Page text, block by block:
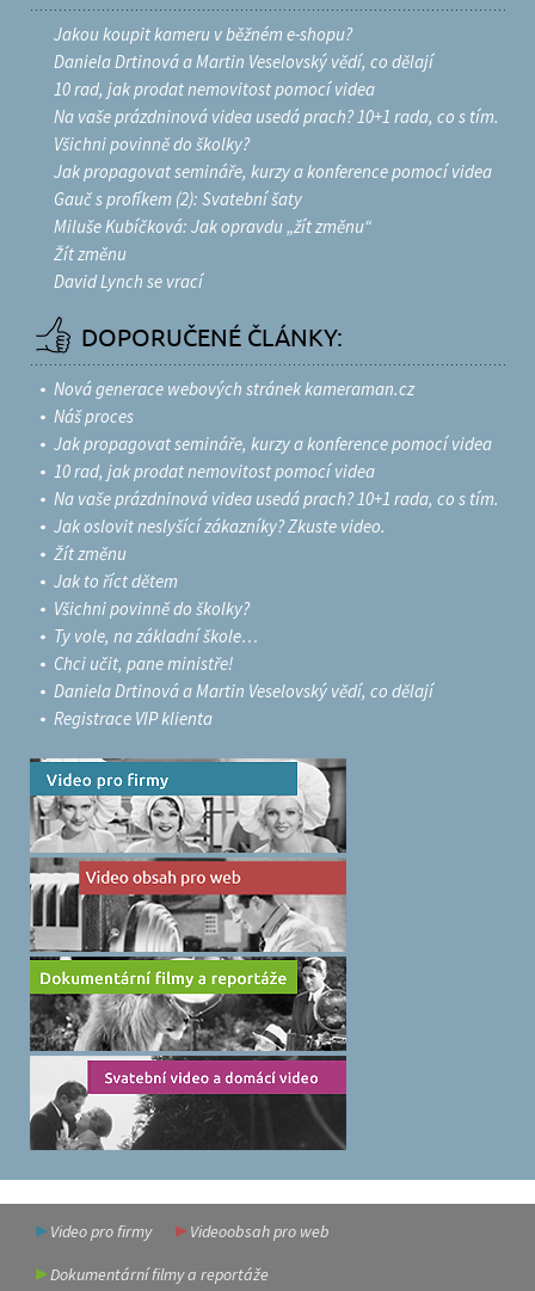
Jakou koupit kameru v běžném e-shopu?
Daniela Drtinová a Martin Veselovský vědí, co dělají
10 rad, jak prodat nemovitost pomocí videa
Na vaše prázdninová videa usedá prach? 10+1 rada, co s tím.
Všichni povinně do školky?
Jak propagovat semináře, kurzy a konference pomocí videa
Gauč s profíkem (2): Svatební šaty
Miluše Kubíčková: Jak opravdu „žít změnu“
Žít změnu
David Lynch se vrací
DOPORUČENÉ ČLÁNKY:
Nová generace webových stránek kameraman.cz
Náš proces
Jak propagovat semináře, kurzy a konference pomocí videa
10 rad, jak prodat nemovitost pomocí videa
Na vaše prázdninová videa usedá prach? 10+1 rada, co s tím.
Jak oslovit neslyšící zákazníky? Zkuste video.
Žít změnu
Jak to říct dětem
Všichni povinně do školky?
Ty vole, na základní škole…
Chci učit, pane ministře!
Daniela Drtinová a Martin Veselovský vědí, co dělají
Registrace VIP klienta
Video pro firmy
Videoobsah pro web
Dokumentární filmy a reportáže